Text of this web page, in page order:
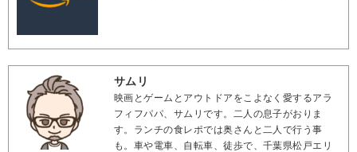
サムリ
映画とゲームとアウトドアをこよなく愛するアラ
フィフパパ、サムリです。二人の息子がおりま
す。ランチの食レポでは奥さんと二人で行う事
も。車や電車、自転車、徒歩で、千葉県松戸エリ